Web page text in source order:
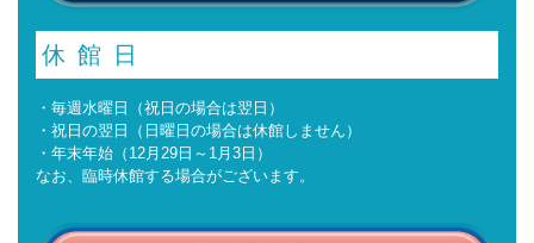
休館日
・毎週水曜日（祝日の場合は翌日）
・祝日の翌日（日曜日の場合は休館しません）
・年末年始（12月29日～1月3日）
なお、臨時休館する場合がございます。